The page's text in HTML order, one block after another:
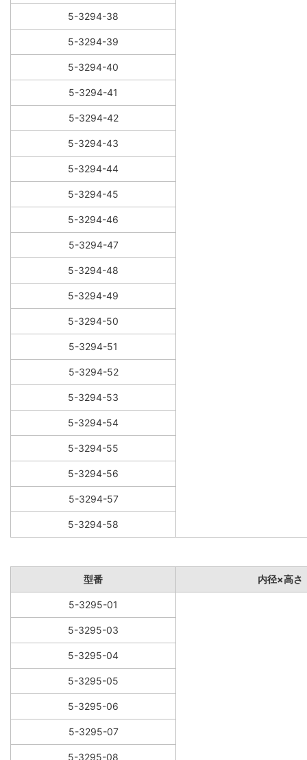
5-3294-38
5-3294-39
5-3294-40
5-3294-41
5-3294-42
5-3294-43
5-3294-44
5-3294-45
5-3294-46
5-3294-47
5-3294-48
5-3294-49
5-3294-50
5-3294-51
5-3294-52
5-3294-53
5-3294-54
5-3294-55
5-3294-56
5-3294-57
5-3294-58
型番 内径×高さ
5-3295-01
5-3295-03
5-3295-04
5-3295-05
5-3295-06
5-3295-07
5-3295-08